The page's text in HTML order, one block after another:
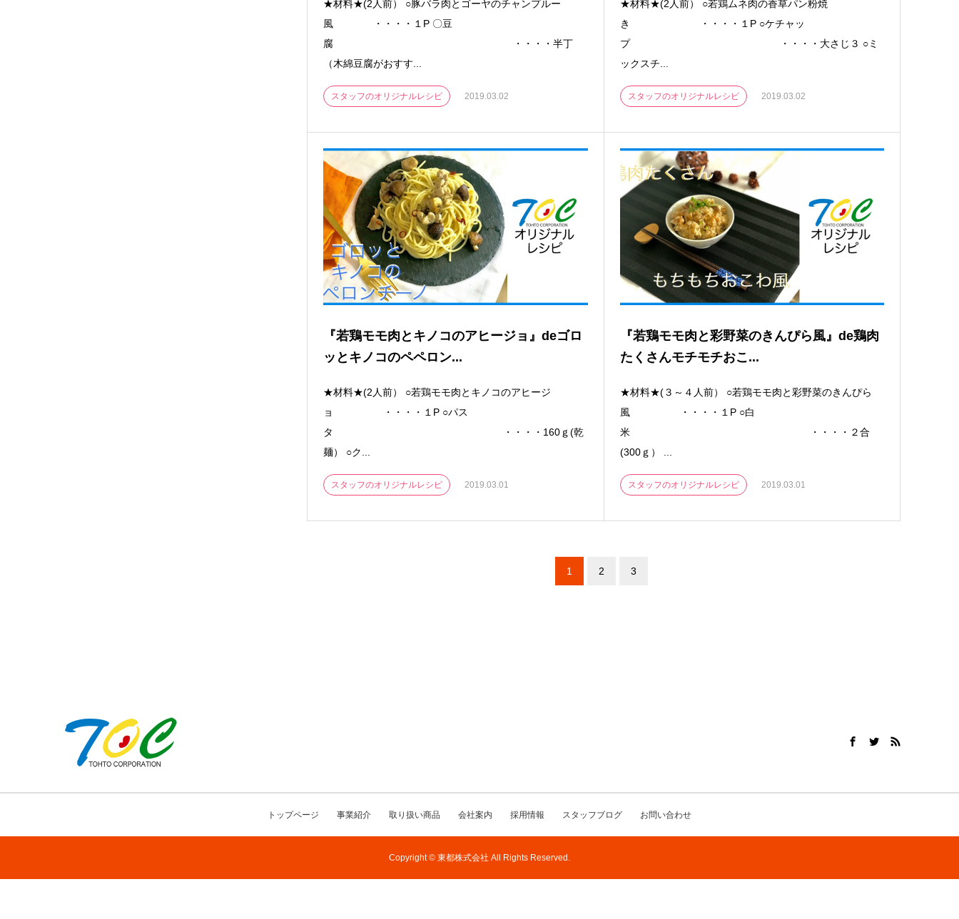
★材料★(2人前） ○豚バラ肉とゴーヤのチャンプルー
風 ・・・・１P 〇豆
腐 ・・・・半丁
（木綿豆腐がおすす...
スタッフのオリジナルレシピ 2019.03.02
★材料★(2人前） ○若鶏ムネ肉の香草パン粉焼
き ・・・・１P ○ケチャッ
プ ・・・・大さじ３ ○ミ
ックスチ...
スタッフのオリジナルレシピ 2019.03.02
『若鶏モモ肉とキノコのアヒージョ』deゴロ
ッとキノコのペペロン...
★材料★(2人前） ○若鶏モモ肉とキノコのアヒージ
ョ ・・・・１P ○パス
タ ・・・・160ｇ(乾
麺） ○ク...
スタッフのオリジナルレシピ 2019.03.01
『若鶏モモ肉と彩野菜のきんぴら風』de鶏肉
たくさんモチモチおこ...
★材料★(３～４人前） ○若鶏モモ肉と彩野菜のきんぴら
風 ・・・・１P ○白
米 ・・・・２合
(300ｇ） ...
スタッフのオリジナルレシピ 2019.03.01
1 2 3
トップページ 事業紹介 取り扱い商品 会社案内 採用情報 スタッフブログ お問い合わせ
Copyright © 東都株式会社 All Rights Reserved.